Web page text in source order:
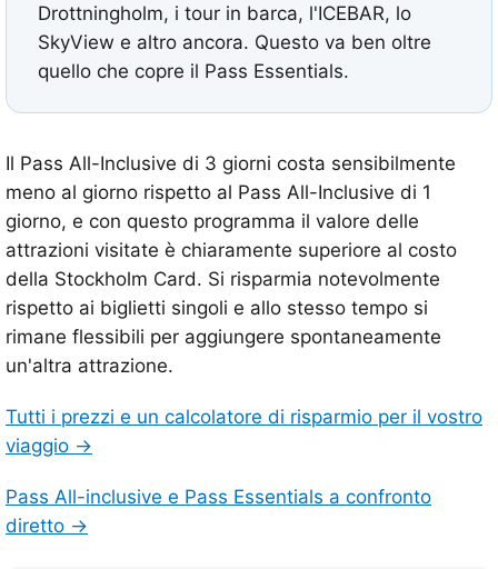
Drottningholm, i tour in barca, l'ICEBAR, lo
SkyView e altro ancora. Questo va ben oltre
quello che copre il Pass Essentials.
Il Pass All-Inclusive di 3 giorni costa sensibilmente
meno al giorno rispetto al Pass All-Inclusive di 1
giorno, e con questo programma il valore delle
attrazioni visitate è chiaramente superiore al costo
della Stockholm Card. Si risparmia notevolmente
rispetto ai biglietti singoli e allo stesso tempo si
rimane flessibili per aggiungere spontaneamente
un'altra attrazione.
Tutti i prezzi e un calcolatore di risparmio per il vostro
viaggio →
Pass All-inclusive e Pass Essentials a confronto
diretto →